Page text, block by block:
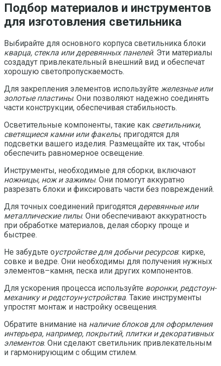
Подбор материалов и инструментов
для изготовления светильника
Выбирайте для основного корпуса светильника блоки
кварца, стекла или деревянных панелей. Эти материалы
создадут привлекательный внешний вид и обеспечат
хорошую светопропускаемость.
Для закрепления элементов используйте железные или
золотые пластины. Они позволяют надежно соединять
части конструкции, обеспечивая стабильность.
Осветительные компоненты, такие как светильники,
светящиеся камни или факелы, пригодятся для
подсветки вашего изделия. Размещайте их так, чтобы
обеспечить равномерное освещение.
Инструменты, необходимые для сборки, включают
ножницы, нож и зажимы. Они помогут аккуратно
разрезать блоки и фиксировать части без повреждений.
Для точных соединений пригодятся деревянные или
металлические пилы. Они обеспечивают аккуратность
при обработке материалов, делая сборку проще и
быстрее.
Не забудьте оустройстве для добычи ресурсов: кирке,
совке и ведре. Они необходимы для получения нужных
элементов–камня, песка или других компонентов.
Для ускорения процесса используйте воронки, редстоун-
механику и редстоун-устройства. Такие инструменты
упростят монтаж и настройку освещения.
Обратите внимание на наличие блоков для оформления
интерьера, например, покрытий, плитки и декоративных
элементов. Они сделают светильник привлекательным
и гармонирующим с общим стилем.